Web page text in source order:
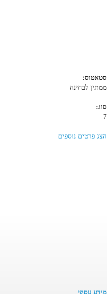
סטאטוס:
ממתין לבחינה
סוג:
7
הצג פרטים נוספים
מידע עסקי